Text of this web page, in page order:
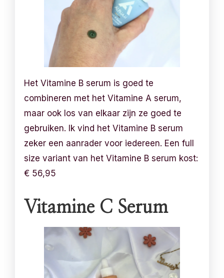
Het Vitamine B serum is goed te
combineren met het Vitamine A serum,
maar ook los van elkaar zijn ze goed te
gebruiken. Ik vind het Vitamine B serum
zeker een aanrader voor iedereen. Een full
size variant van het Vitamine B serum kost:
€ 56,95
Vitamine C Serum